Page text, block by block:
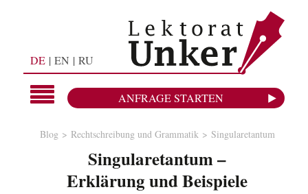
DE EN RU
ANFRAGE STARTEN
Blog Rechtschreibung und Grammatik Singularetantum
Singularetantum –
Erklärung und Beispiele